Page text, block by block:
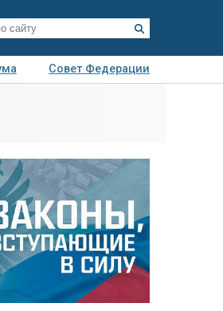
Совет Федерации